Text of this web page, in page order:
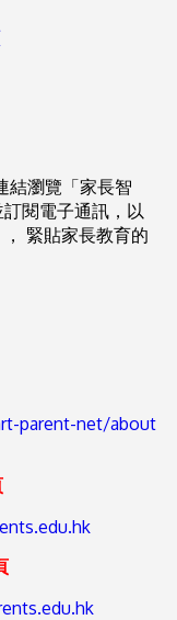
結瀏覽 「家長智
訂閱電子通訊，以
緊貼家長教育的
parent-net/about